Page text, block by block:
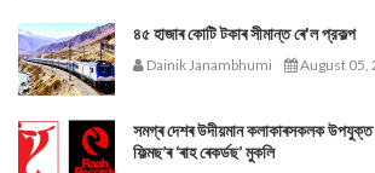
৪৫ হাজাৰ কোটি টকাৰ সীমান্ত ৰে'ল প্রকল্প
Dainik Janambhumi August 05,
সমগ্ৰ দেশৰ উদীয়মান কলাকাৰসকলক উপযুক্ত
ফিল্মছ’ৰ ‘ৰাহ ৰেকৰ্ডছ’ মুকলি